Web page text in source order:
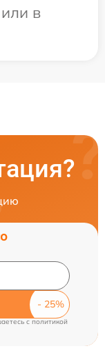
в
cполитикой